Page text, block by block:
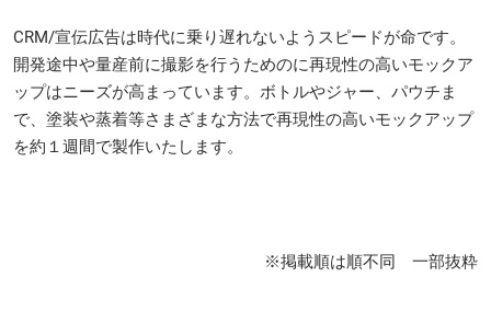
CRM/宣伝広告は時代に乗り遅れないようスピードが命です。
開発途中や量産前に撮影を行うためのに再現性の高いモックア
ップはニーズが高まっています。ボトルやジャー、パウチま
で、塗装や蒸着等さまざまな方法で再現性の高いモックアップ
を約１週間で製作いたします。
※掲載順は順不同 一部抜粋